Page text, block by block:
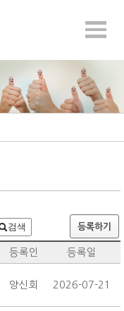
검색 등록하기
등록인 등록일
양신회 2026-07-21